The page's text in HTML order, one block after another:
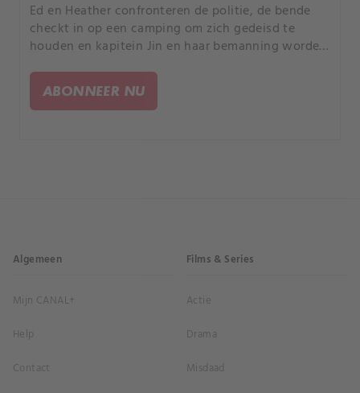
Ed en Heather confronteren de politie, de bende
checkt in op een camping om zich gedeisd te
houden en kapitein Jin en haar bemanning worden
ABONNEER NU
Algemeen
Mijn CANAL+
Help
Contact
Films & Series
Actie
Drama
Misdaad